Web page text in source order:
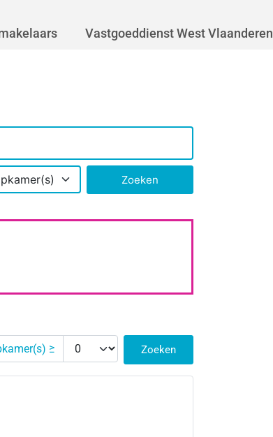
Vastgoeddienst West Vlaanderen
Zoeken
≥ Zoeken